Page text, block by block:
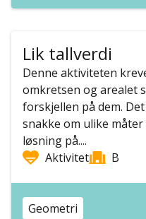
Lik tallverdi
Denne aktiviteten
omkretsen og arealet
forskjellen på dem.
snakke om ulike
løsning på....
Aktivitet
B
Geometri